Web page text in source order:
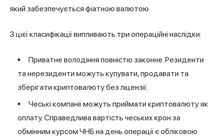
який забезпечується фіатною валютою.
З цієї класифікації випливають три операційні наслідки:
Приватне володіння повністю законне. Резиденти
та нерезиденти можуть купувати, продавати та
зберігати криптовалюту без ліцензії.
Чеські компанії можуть приймати криптовалюту як
оплату. Справедлива вартість чеських крон за
обмінним курсом ЧНБ на день операції є обліковою